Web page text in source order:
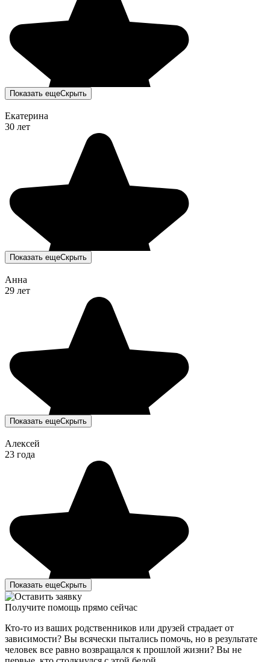
Показать ещеСкрыть
Екатерина
30 лет
Показать ещеСкрыть
Анна
29 лет
Показать ещеСкрыть
Алексей
23 года
Показать ещеСкрыть
Получите помощь прямо сейчас
Кто-то из ваших родственников или друзей страдает от
зависимости? Вы всячески пытались помочь, но в результате
человек все равно возвращался к прошлой жизни? Вы не